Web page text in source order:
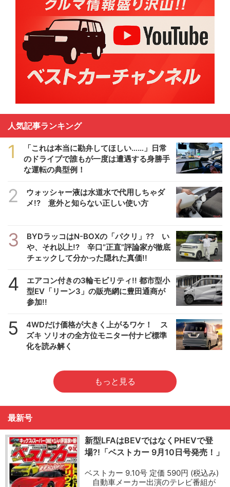
人気記事ランキング
1
「これは本当に勘弁してほしい……」日常
のドライブで誰もが一度は遭遇する身勝手
な運転の典型例！
2
ウォッシャー液は水道水で代用しちゃダ
メ!? 意外と知らない正しい使い方
3
BYDラッコはN-BOXの「パクリ」?? い
や、それ以上!? 辛口”正直”評論家が徹底
チェックして分かった隠れた真価!!
4
エアコン付きの3輪モビリティ!! 都市型小
型EV「リーン3」の販売網に豊田通商が
参加!!
5
4WDだけ価格が大きく上がるワケ！ ス
ズキ ソリオの全方位モニター付ナビ標準
化を読み解く
もっと見る
最新号
新型LFAはBEVではなくPHEVで登
場?!「ベストカー 9月10日号発売！」
ベストカー 9.10号 定価 590円 (税込み)
自動車メーカー出演のテレビ番組が